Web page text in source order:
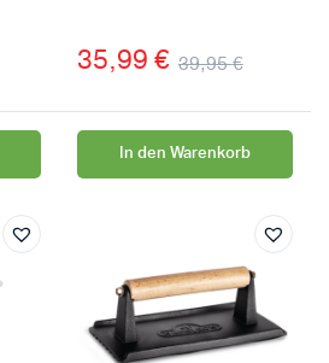
39,95€
35,99 €
In den Warenkorb